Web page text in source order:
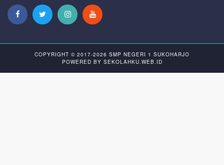
COPYRIGHT © 2017-2026 SMP NEGERI 1 SUKOHARJO
POWERED BY SEKOLAHKU.WEB.ID